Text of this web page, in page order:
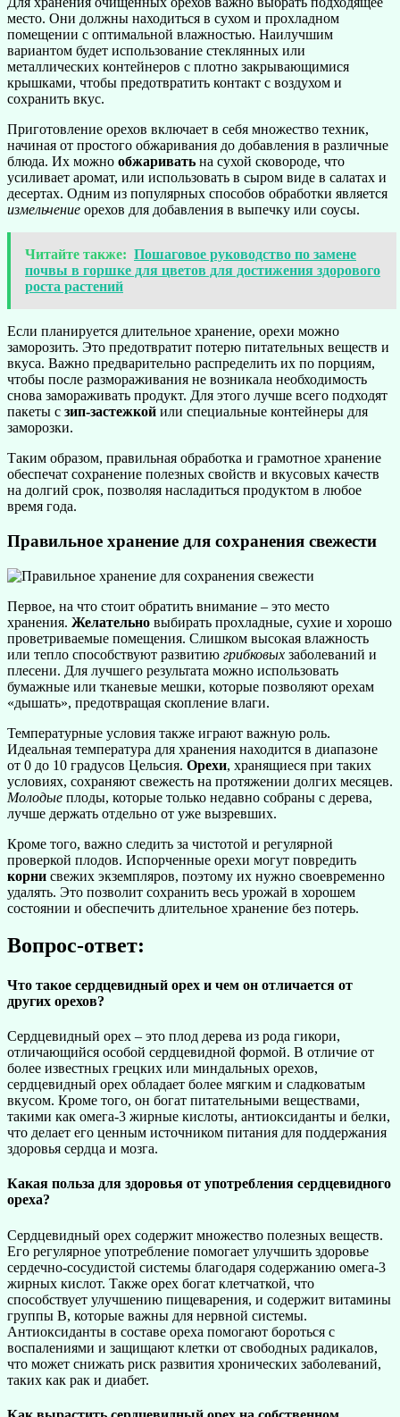
место. Они должны находиться в сухом и прохладном
помещении с оптимальной влажностью. Наилучшим
вариантом будет использование стеклянных или
металлических контейнеров с плотно закрывающимися
крышками, чтобы предотвратить контакт с воздухом и
сохранить вкус.
Приготовление орехов включает в себя множество техник,
начиная от простого обжаривания до добавления в различные
блюда. Их можно обжаривать на сухой сковороде, что
усиливает аромат, или использовать в сыром виде в салатах и
десертах. Одним из популярных способов обработки является
измельчение орехов для добавления в выпечку или соусы.
Читайте также: Пошаговое руководство по замене
почвы в горшке для цветов для достижения здорового
роста растений
Если планируется длительное хранение, орехи можно
заморозить. Это предотвратит потерю питательных веществ и
вкуса. Важно предварительно распределить их по порциям,
чтобы после размораживания не возникала необходимость
снова замораживать продукт. Для этого лучше всего подходят
пакеты с зип-застежкой или специальные контейнеры для
заморозки.
Таким образом, правильная обработка и грамотное хранение
обеспечат сохранение полезных свойств и вкусовых качеств
на долгий срок, позволяя насладиться продуктом в любое
время года.
Правильное хранение для сохранения свежести
Первое, на что стоит обратить внимание – это место
хранения. Желательно выбирать прохладные, сухие и хорошо
проветриваемые помещения. Слишком высокая влажность
или тепло способствуют развитию грибковых заболеваний и
плесени. Для лучшего результата можно использовать
бумажные или тканевые мешки, которые позволяют орехам
«дышать», предотвращая скопление влаги.
Температурные условия также играют важную роль.
Идеальная температура для хранения находится в диапазоне
от 0 до 10 градусов Цельсия. Орехи, хранящиеся при таких
условиях, сохраняют свежесть на протяжении долгих месяцев.
Молодые плоды, которые только недавно собраны с дерева,
лучше держать отдельно от уже вызревших.
Кроме того, важно следить за чистотой и регулярной
проверкой плодов. Испорченные орехи могут повредить
корни свежих экземпляров, поэтому их нужно своевременно
удалять. Это позволит сохранить весь урожай в хорошем
состоянии и обеспечить длительное хранение без потерь.
Вопрос-ответ:
Что такое сердцевидный орех и чем он отличается от
других орехов?
Сердцевидный орех – это плод дерева из рода гикори,
отличающийся особой сердцевидной формой. В отличие от
более известных грецких или миндальных орехов,
сердцевидный орех обладает более мягким и сладковатым
вкусом. Кроме того, он богат питательными веществами,
такими как омега-3 жирные кислоты, антиоксиданты и белки,
что делает его ценным источником питания для поддержания
здоровья сердца и мозга.
Какая польза для здоровья от употребления сердцевидного
ореха?
Сердцевидный орех содержит множество полезных веществ.
Его регулярное употребление помогает улучшить здоровье
сердечно-сосудистой системы благодаря содержанию омега-3
жирных кислот. Также орех богат клетчаткой, что
способствует улучшению пищеварения, и содержит витамины
группы B, которые важны для нервной системы.
Антиоксиданты в составе ореха помогают бороться с
воспалениями и защищают клетки от свободных радикалов,
что может снижать риск развития хронических заболеваний,
таких как рак и диабет.